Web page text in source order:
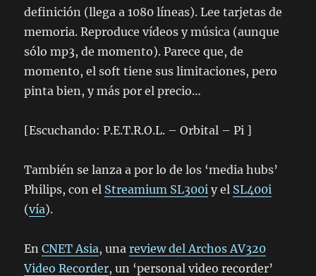
definición (llega a 1080 líneas). Lee tarjetas de
memoria. Reproduce vídeos y música (aunque
sólo mp3, de momento). Parece que, de
momento, el soft tiene sus limitaciones, pero
pinta bien, y más por el precio…
[Escuchando: P.E.T.R.O.L. – Orbital – Pi ]
También se lanza a por lo de los ‘media hubs’
Philips, con el Streamium SL300i y el SL400i
(vía).
EnCNET Asia, unareview del Archos AV320
Video Recorder, un ‘personal video recorder’